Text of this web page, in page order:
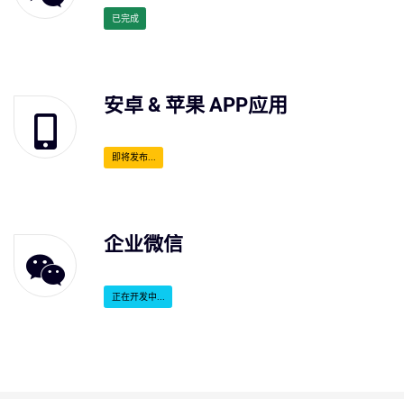
已完成
安卓 & 苹果 APP应用
即将发布...
企业微信
正在开发中...